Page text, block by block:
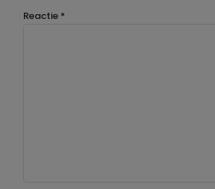
Reactie *